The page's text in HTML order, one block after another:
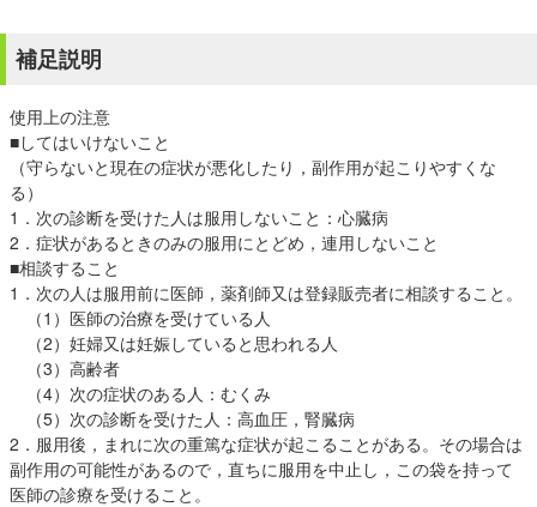
補足説明
使用上の注意
■してはいけないこと
（守らないと現在の症状が悪化したり，副作用が起こりやすくな
る）
1．次の診断を受けた人は服用しないこと：心臓病
2．症状があるときのみの服用にとどめ，連用しないこと
■相談すること
1．次の人は服用前に医師，薬剤師又は登録販売者に相談すること。
（1）医師の治療を受けている人
（2）妊婦又は妊娠していると思われる人
（3）高齢者
（4）次の症状のある人：むくみ
（5）次の診断を受けた人：高血圧，腎臓病
2．服用後，まれに次の重篤な症状が起こることがある。その場合は
副作用の可能性があるので，直ちに服用を中止し，この袋を持って
医師の診療を受けること。